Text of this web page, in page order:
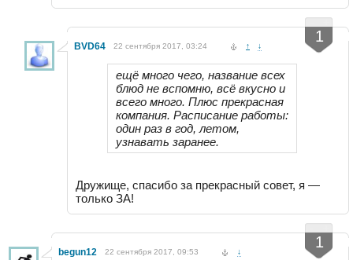
1
BVD64 22 сентября 2017, 03:24 ↑ ↓
ещё много чего, название всех
блюд не вспомню, всё вкусно и
всего много. Плюс прекрасная
компания. Расписание работы:
один раз в год, летом,
узнавать заранее.
Дружище, спасибо за прекрасный совет, я —
только ЗА!
1
begun12 22 сентября 2017, 09:53 ↓